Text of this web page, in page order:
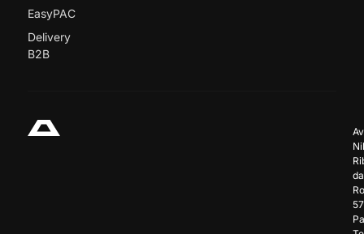
EasyPAC
Delivery
B2B
da